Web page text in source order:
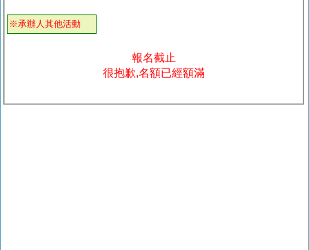
※承辦人其他活動
報名截止
很抱歉,名額已經額滿